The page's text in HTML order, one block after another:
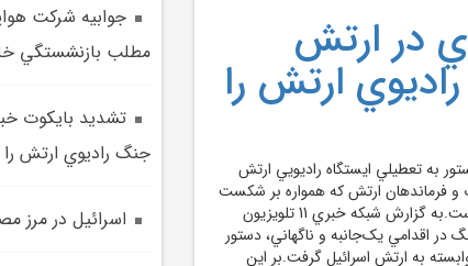
در ارتش
ارتش را
به تعطيلي ايستگاه راديويي ارتش
و فرماندهان ارتش که همواره بر شکست
اين رژيم در جنگ غزه اذعات مي‌کنند، دست زده است.به گزارش شبکه خبري 11 تلويزيون
در اقدامي يک‌جانبه و ناگهاني، دستور
به ارتش اسرائيل گرفت.بر اين
جوابيه شرکت
مطلب بازنشستگي
تشديد بايکوت
جنگ راديوي ارتش
اسرائيل در مرز